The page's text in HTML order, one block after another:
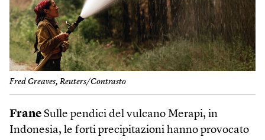
Fred Greaves, Reuters/Contrasto
Frane Sulle pendici del vulcano Merapi, in
Indonesia, le forti precipitazioni hanno provocato